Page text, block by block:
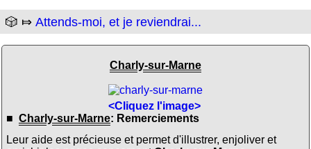
🎲 ⤇ Attends-moi, et je reviendrai...
Charly-sur-Marne
<Cliquez l'image>
■ Charly-sur-Marne: Remerciements
Leur aide est précieuse et permet d'illustrer, enjoliver et